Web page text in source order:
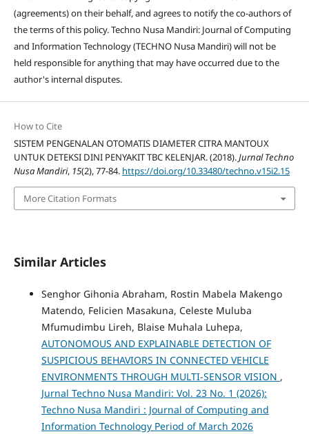
(agreements) on their behalf, and agrees to notify the co-authors of
the terms of this policy. Techno Nusa Mandiri: Journal of Computing
and Information Technology (TECHNO Nusa Mandiri) will not be
held responsible for anything that may have occurred due to the
author's internal disputes.
How to Cite
SISTEM PENGENALAN OTOMATIS DIAMETER CITRA MANTOUX
UNTUK DETEKSI DINI PENYAKIT TBC KELENJAR. (2018).Jurnal Techno
Nusa Mandiri, 15(2), 77-84. https://doi.org/10.33480/techno.v15i2.15
More Citation Formats
Similar Articles
Senghor Gihonia Abraham, Rostin Mabela Makengo
Matendo, Felicien Masakuna, Celeste Muluba
Mfumudimbu Lireh, Blaise Muhala Luhepa,
AUTONOMOUS AND EXPLAINABLE DETECTION OF
SUSPICIOUS BEHAVIORS IN CONNECTED VEHICLE
ENVIRONMENTS THROUGH MULTI-SENSOR VISION ,
Jurnal Techno Nusa Mandiri: Vol. 23 No. 1 (2026):
Techno Nusa Mandiri : Journal of Computing and
Information Technology Period of March 2026